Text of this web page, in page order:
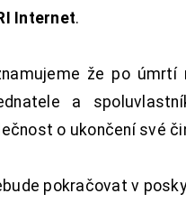
Internet.
že po úmrtí
a
o ukončení své
pokračovat v